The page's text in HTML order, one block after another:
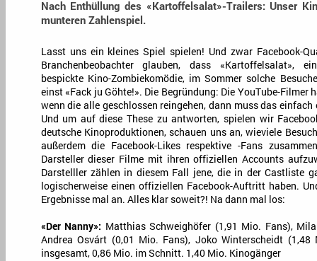
Nach Enthüllung des «Kartoffelsalat»-Trailers: Unser
munteren Zahlenspiel.
Lasst uns ein kleines Spiel spielen! Und zwar Facebook-
Branchenbeobachter glauben, dass «Kartoffelsalat»,
bespickte Kino-Zombiekomödie, im Sommer solche
einst «Fack ju Göhte!». Die Begründung: Die YouTube-Filmer
wenn die alle geschlossen reingehen, dann muss das
Und um auf diese These zu antworten, spielen wir
deutsche Kinoproduktionen, schauen uns an, wieviele
außerdem die Facebook-Likes respektive -Fans
Darsteller dieser Filme mit ihren offiziellen Accounts
Darstelller zählen in diesem Fall jene, die in der Castliste
logischerweise einen offiziellen Facebook-Auftritt haben.
Ergebnisse mal an. Alles klar soweit?! Na dann mal los:
«Der Nanny»: Matthias Schweighöfer (1,91 Mio. Fans),
Andrea Osvárt (0,01 Mio. Fans), Joko Winterscheidt
insgesamt, 0,86 Mio. im Schnitt. 1,40 Mio. Kinogänger